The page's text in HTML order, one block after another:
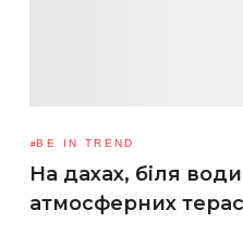
BE IN TREND
На дахах, біля води
атмосферних